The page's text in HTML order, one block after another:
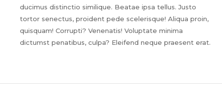
ducimus distinctio similique. Beatae ipsa tellus. Justo
tortor senectus, proident pede scelerisque! Aliqua proin,
quisquam! Corrupti? Venenatis! Voluptate minima
dictumst penatibus, culpa? Eleifend neque praesent erat.